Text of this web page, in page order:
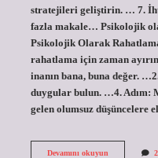
stratejileri geliştirin. … 7.
fazla makale… Psikolojik
Psikolojik Olarak
rahatlama için zaman
inanın bana, buna değer.
duygular bulun. …4. Adım:
gelen olumsuz düşüncelere
Devamını okuyunBozuk